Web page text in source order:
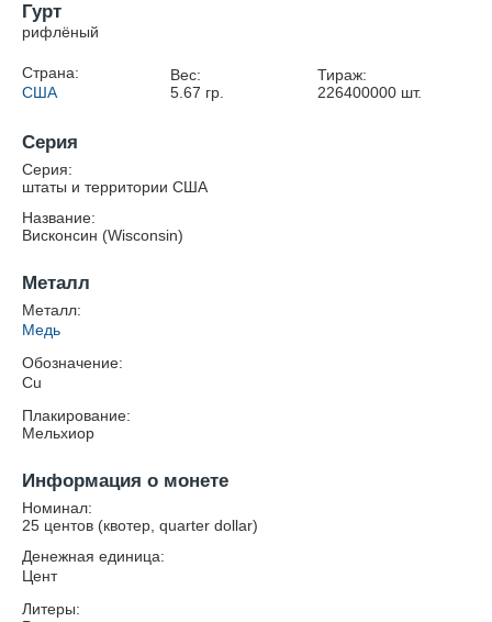
Гурт
рифлёный
Страна:
США
Вес:
5.67 гр.
Тираж:
226400000 шт.
Серия
Серия:
штаты и территории США
Название:
Висконсин (Wisconsin)
Металл
Металл:
Медь
Обозначение:
Cu
Плакирование:
Мельхиор
Информация о монете
Номинал:
25 центов (квотер, quarter dollar)
Денежная единица:
Цент
Литеры: